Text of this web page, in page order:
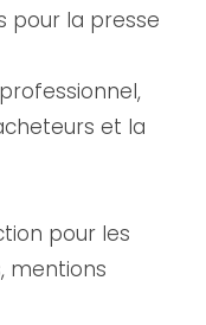
pour la presse
et la
pour les
mentions